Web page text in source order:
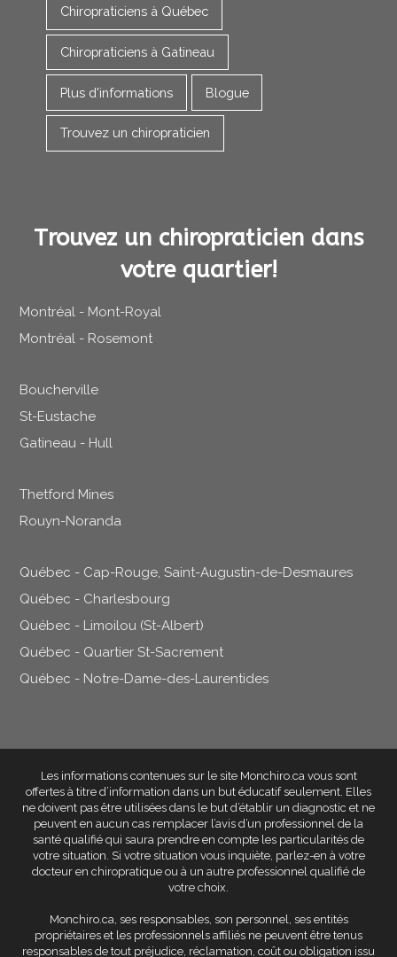
Chiropraticiens à Québec
Chiropraticiens à Gatineau
Plus d'informations Blogue
Trouvez un chiropraticien
Trouvez un chiropraticien dans
votre quartier!
Montréal - Mont-Royal
Montréal - Rosemont
Boucherville
St-Eustache
Gatineau - Hull
Thetford Mines
Rouyn-Noranda
Québec - Cap-Rouge, Saint-Augustin-de-Desmaures
Québec - Charlesbourg
Québec - Limoilou (St-Albert)
Québec - Quartier St-Sacrement
Québec - Notre-Dame-des-Laurentides
Les informations contenues sur le site Monchiro.ca vous sont
offertes à titre d’information dans un but éducatif seulement . Elles
ne doivent pas être utilisées dans le but d’établir un diagnostic et ne
peuvent en aucun cas remplacer l’avis d’un professionnel de la
santé qualifié qui saura prendre en compte les particularités de
votre situation. Si votre situation vous inquiète, parlez-en à votre
docteur en chiropratique ou à un autre professionnel qualifié de
votre choix.
Monchiro.ca, ses responsables, son personnel, ses entités
propriétaires et les professionnels affiliés ne peuvent être tenus
responsables de tout préjudice, réclamation, coût ou obligation issu